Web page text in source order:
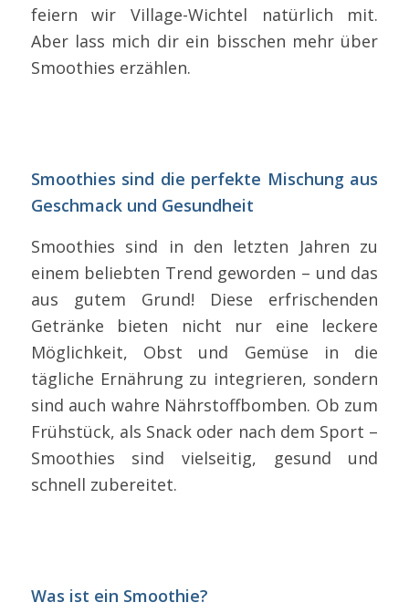
feiern wir Village-Wichtel natürlich mit.
Aber lass mich dir ein bisschen mehr über
Smoothies erzählen.
Smoothies sind die perfekte Mischung aus
Geschmack und Gesundheit
Smoothies sind in den letzten Jahren zu
einem beliebten Trend geworden – und das
aus gutem Grund! Diese erfrischenden
Getränke bieten nicht nur eine leckere
Möglichkeit, Obst und Gemüse in die
tägliche Ernährung zu integrieren, sondern
sind auch wahre Nährstoffbomben. Ob zum
Frühstück, als Snack oder nach dem Sport –
Smoothies sind vielseitig, gesund und
schnell zubereitet.
Was ist ein Smoothie?